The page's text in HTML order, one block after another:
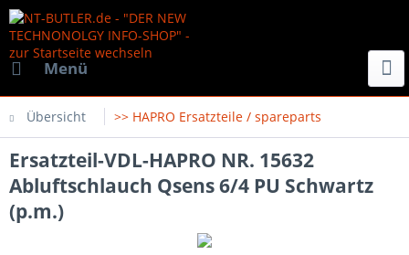
Menü
Übersicht >> HAPRO Ersatzteile / spareparts
Ersatzteil-VDL-HAPRO NR. 15632
Abluftschlauch Qsens 6/4 PU Schwartz
(p.m.)